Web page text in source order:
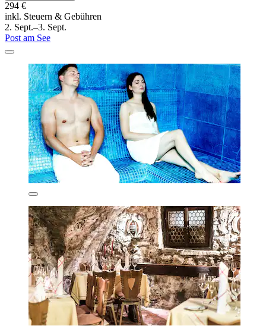
294 €
inkl. Steuern & Gebühren
2. Sept.–3. Sept.
Post am See